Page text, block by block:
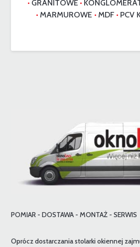
• GRANITOWE •
• MARMUROWE • MDF • PCV
POMIAR - DOSTAWA - MONTAŻ - SERWIS
Oprócz dostarczania stolarki okiennej